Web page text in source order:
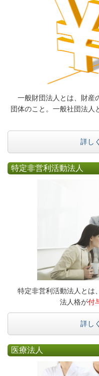
一般財団法人とは、財産
団体のこと。一般社団法人
詳し
特定非営利活動法人
特定非営利活動法人とは
法人格が付
詳し
医療法人